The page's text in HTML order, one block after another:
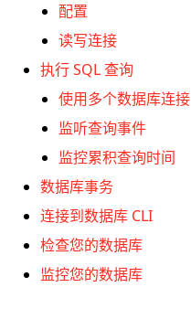
配置
读写连接
执行 SQL 查询
使用多个数据库连接
监听查询事件
监控累积查询时间
数据库事务
连接到数据库 CLI
检查您的数据库
监控您的数据库